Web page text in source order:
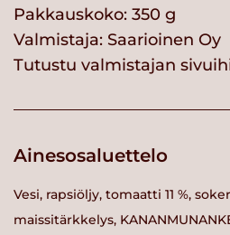
Pakkauskoko: 350 g
Valmistaja: Saarioinen Oy
Tutustu valmistajan
Ainesosaluettelo
Vesi, rapsiöljy, tomaatti 11 %,
maissitärkkelys,